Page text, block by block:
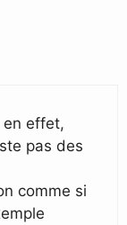
en effet,
pas des
comme si